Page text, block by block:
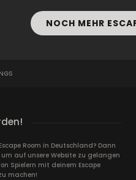
NOCH MEHR
Room in Deutschland? Dann
auf unsere Website zu gelangen
Spielern mit deinem Escape
machen!